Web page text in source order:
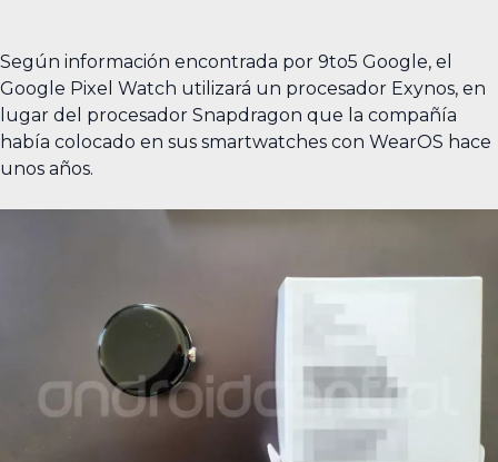
Según información encontrada por 9to5 Google, el
Google Pixel Watch utilizará un procesador Exynos, en
lugar del procesador Snapdragon que la compañía
había colocado en sus smartwatches con WearOS hace
unos años.